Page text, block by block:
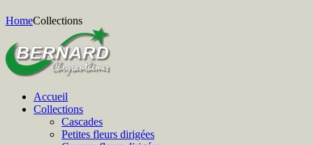
HomeCollections
Accueil
Collections
Cascades
Petites fleurs dirigées